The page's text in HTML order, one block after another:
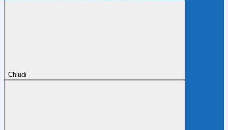
Chiudi